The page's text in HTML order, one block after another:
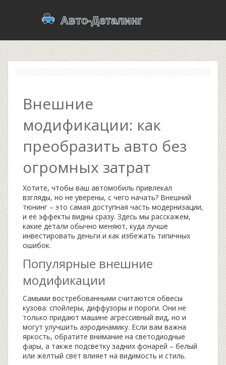
Внешние
модификации: как
преобразить авто без
огромных затрат
Хотите, чтобы ваш автомобиль привлекал
взгляды, но не уверены, с чего начать? Внешний
тюнинг – это самая доступная часть модернизации,
и её эффекты видны сразу. Здесь мы расскажем,
какие детали обычно меняют, куда лучше
инвестировать деньги и как избежать типичных
ошибок.
Популярные внешние
модификации
Самыми востребованными считаются обвесы
кузова: спойлеры, диффузоры и пороги. Они не
только придают машине агрессивный вид, но и
могут улучшить аэродинамику. Если вам важна
яркость, обратите внимание на светодиодные
фары, а также подсветку задних фонарей – белый
или жёлтый свет влияет на видимость и стиль.